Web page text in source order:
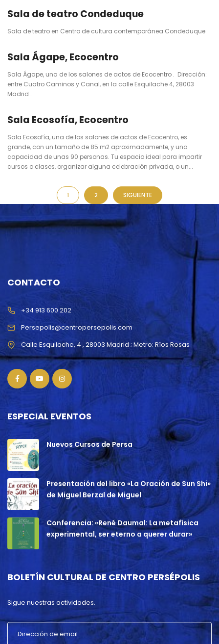
Sala de teatro Condeduque
Sala de teatro en Centro de cultura contemporánea Condeduque
Sala Ágape, Ecocentro
Sala Ágape, una de los salones de actos de Ecocentro . Dirección:
entre Cuatro Caminos y Canal, en la calle Esquilache 4, 28003
Madrid .
Sala Ecosofía, Ecocentro
Sala Ecosofía, una de los salones de actos de Ecocentro, es
grande, con un tamaño de 85 m2 aproximadamente, y una
capacidad de unas 90 personas. Tu espacio ideal para impartir
cursos o clases, organizar alguna celebración privada, o un...
1 2 SIGUIENTE
CONTACTO
Persepolis@centropersepolis.com
+34 913 600 202
ESPECIAL EVENTOS
Nuevos Cursos de Persa
Presentación del libro «La Oración de Sun Shi»
de Miguel Berzal de Miguel
Conferencia: «René Daumal: La metafísica
experimental, ser eterno a querer durar»
BOLETÍN CULTURAL DE CENTRO PERSÉPOLIS
Sigue nuestras actividades.